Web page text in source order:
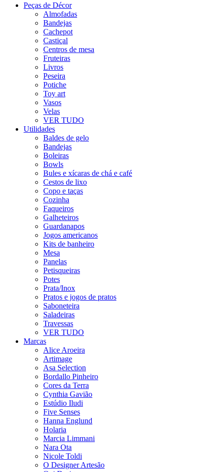
Peças de Décor
Almofadas
Bandejas
Cachepot
Castiçal
Centros de mesa
Fruteiras
Livros
Peseira
Potiche
Toy art
Vasos
Velas
VER TUDO
Utilidades
Baldes de gelo
Bandejas
Boleiras
Bowls
Bules e xícaras de chá e café
Cestos de lixo
Copo e taças
Cozinha
Faqueiros
Galheteiros
Guardanapos
Jogos americanos
Kits de banheiro
Mesa
Panelas
Petisqueiras
Potes
Prata/Inox
Pratos e jogos de pratos
Saboneteira
Saladeiras
Travessas
VER TUDO
Marcas
Alice Aroeira
Artimage
Asa Selection
Bordallo Pinheiro
Cores da Terra
Cynthia Gavião
Estúdio Iludi
Five Senses
Hanna Englund
Holaria
Marcia Limmani
Nara Ota
Nicole Toldi
O Designer Artesão